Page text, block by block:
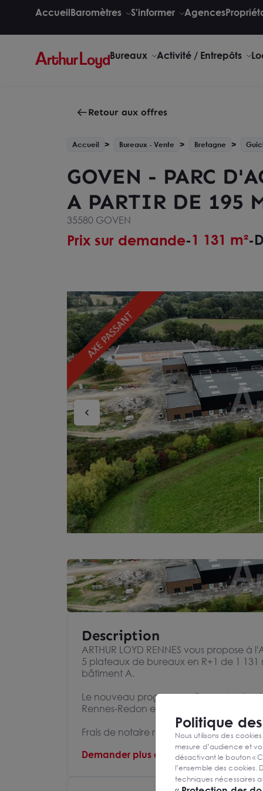
AccueilBaromètres S'informer Agences
Bureaux Activité / Entrepôts
Retour aux offres
Accueil Bureaux - Vente Bretagne
GOVEN - PARC
A PARTIR DE 195
35580 GOVEN
Prix sur demande-1 131 m²-
Description
ARTHUR LOYD RENNES vous propose
5 plateaux de bureaux en R+1 de 1 131
bâtiment A.
Le nouveau programme Ecopark
Rennes-Redon et d'un accès rapide à la
Frais de notaire réduits à 2,5% du prix
Demander plus d'informations au
Politique des
Nous utilisons des
mesure d’audience et
désactivant le bouton «
l’ensemble des cookies.
techniques nécessaires